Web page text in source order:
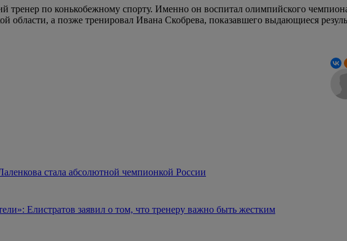
тренер по конькобежному спорту. Именно он воспитал олимпийского
области, а позже тренировал Ивана Скобрева, показавшего выдающиеся
стала абсолютной чемпионкой России
Елистратов заявил о том, что тренеру важно быть жестким